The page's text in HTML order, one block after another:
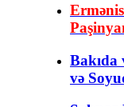
Bakıda
və